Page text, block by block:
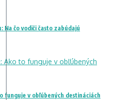
čo vodiči často zabúdajú
funguje v obľúbených destináciách